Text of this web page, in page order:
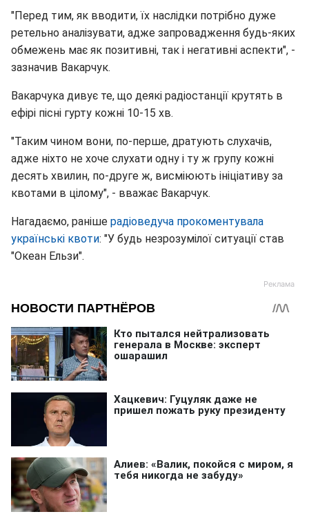
"Перед тим, як вводити, їх наслідки потрібно дуже
ретельно аналізувати, адже запровадження будь-яких
обмежень має як позитивні, так і негативні аспекти", -
зазначив Вакарчук.
Вакарчука дивує те, що деякі радіостанції крутять в
ефірі пісні гурту кожні 10-15 хв.
"Таким чином вони, по-перше, дратують слухачів,
адже ніхто не хоче слухати одну і ту ж групу кожні
десять хвилин, по-друге ж, висміюють ініціативу за
квотами в цілому", - вважає Вакарчук.
Нагадаємо, раніше радіоведуча прокоментувала
українські квоти: "У будь незрозумілої ситуації став
"Океан Ельзи".